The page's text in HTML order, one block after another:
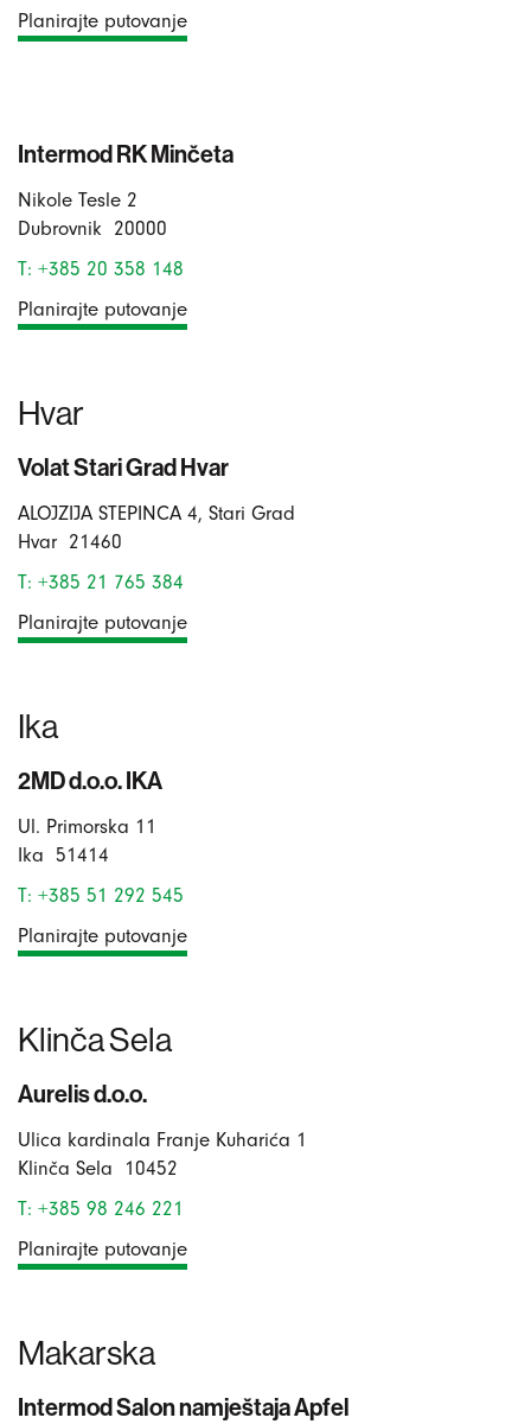
Planirajte putovanje
Intermod RK Minčeta
Nikole Tesle 2
Dubrovnik
20000
T: +385 20 358 148
Planirajte putovanje
Hvar
Volat Stari Grad Hvar
ALOJZIJA STEPINCA 4, Stari Grad
Hvar 21460
T: +385 21 765 384
Planirajte putovanje
Ika
2MD d.o.o. IKA
Ul. Primorska 11
Ika 51414
T: +385 51 292 545
Planirajte putovanje
Klinča Sela
Aurelis d.o.o.
Ulica kardinala Franje Kuharića 1
Klinča Sela
10452
T: +385 98 246 221
Planirajte putovanje
Makarska
Intermod Salon namještaja Apfel